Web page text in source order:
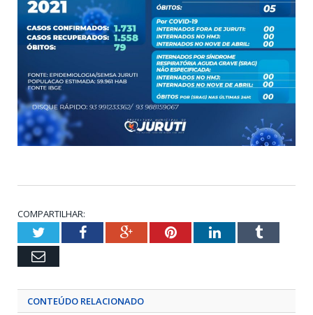
COMPARTILHAR:
TwitterFacebookGoogle+PinterestLinkedInTumblr
Email
CONTEÚDO RELACIONADO